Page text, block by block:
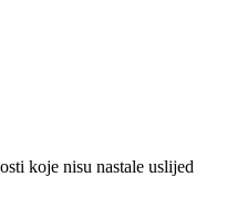
koje nisu nastale uslijed